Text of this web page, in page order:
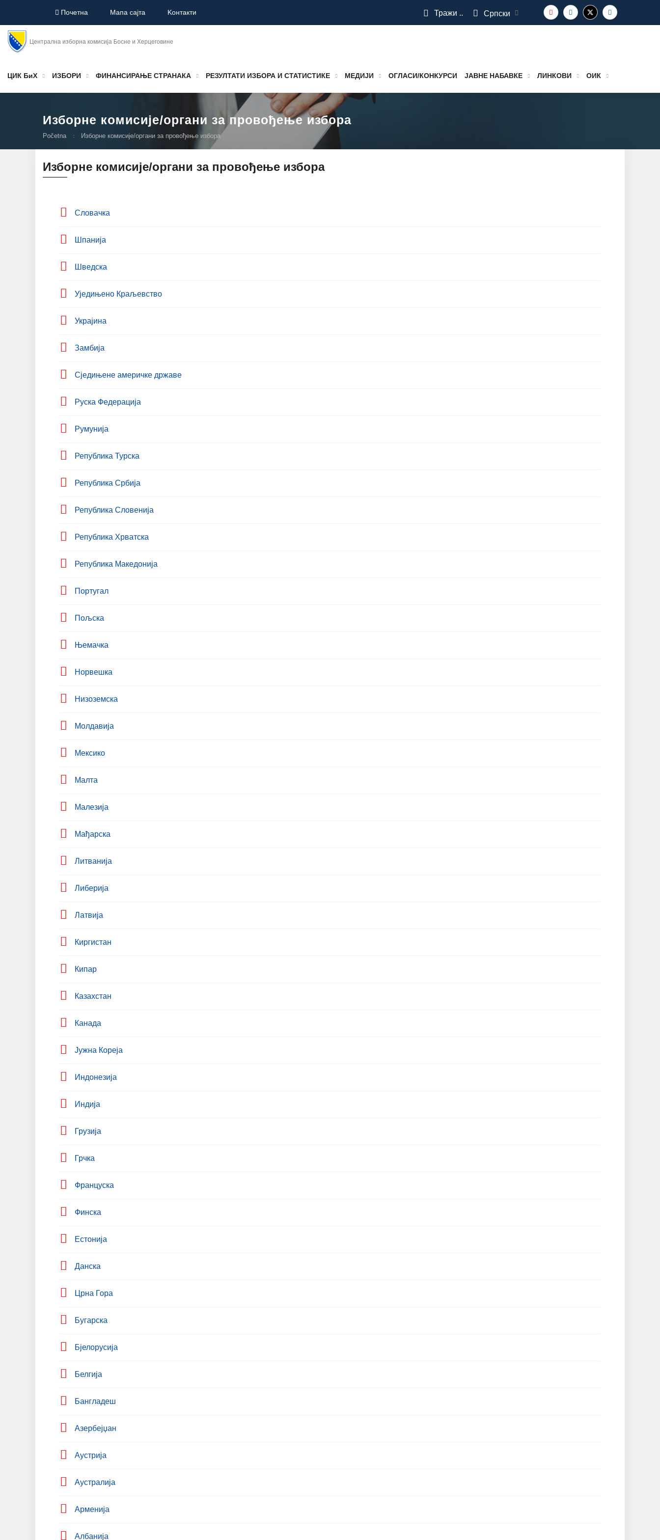
Почетна Мапа сајта Koнтакти Тражи .. Српски
Централна изборна комисија Босне и Херцеговине
ЦИК БиХ ИЗБОРИ ФИНАНСИРАЊЕ СТРАНАКА РЕЗУЛТАТИ ИЗБОРА И СТАТИСТИКЕ МЕДИЈИ ОГЛАСИ/КОНКУРСИ ЈАВНЕ НАБАВКЕ ЛИНКОВИ ОИК
Изборне комисије/органи за провођење избора
Početna Изборне комисије/органи за провођење избора
Изборне комисије/органи за провођење избора
Словачка
Шпанија
Шведска
Уједињено Краљевство
Украјина
Замбија
Сједињене америчке државе
Руска Федерација
Румунија
Република Турска
Република Србија
Република Словенија
Република Хрватска
Република Македонија
Португал
Пољска
Њемачка
Норвешка
Низоземска
Молдавија
Мексико
Малта
Малезија
Мађарска
Литванија
Либерија
Латвија
Киргистан
Кипар
Казахстан
Канада
Јужна Кореја
Индонезија
Индија
Грузија
Грчка
Француска
Финска
Естонија
Данска
Црна Гора
Бугарска
Бјелорусија
Белгија
Бангладеш
Азербејџан
Аустрија
Аустралија
Арменија
Албанија